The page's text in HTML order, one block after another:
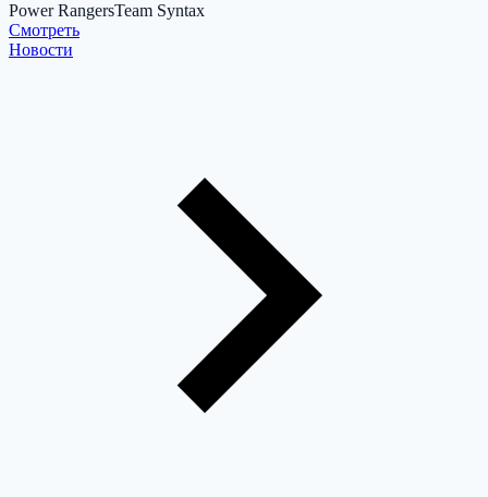
Power RangersTeam Syntax
Cмотреть
Новости